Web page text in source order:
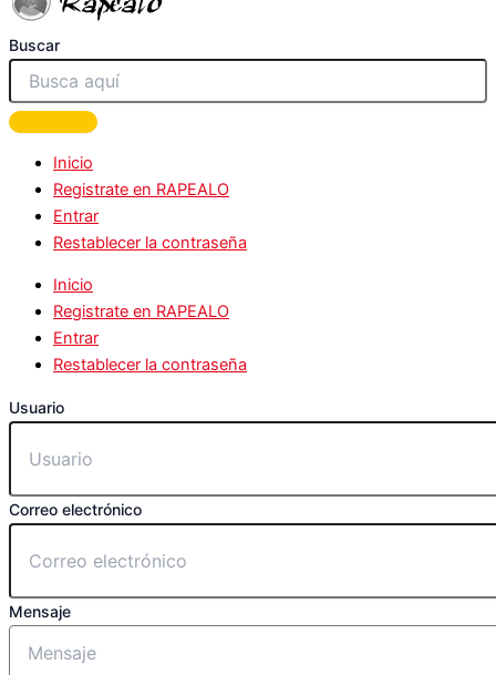
Buscar
Inicio
Registrate en RAPEALO
Entrar
Restablecer la contraseña
Inicio
Registrate en RAPEALO
Entrar
Restablecer la contraseña
Usuario
Correo electrónico
Mensaje